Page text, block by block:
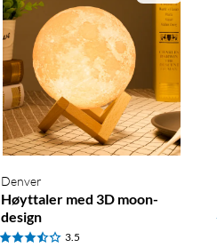
Denver
Høyttaler med 3D moon-
design
3.5